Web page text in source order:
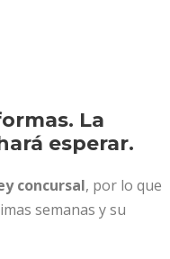
La
esperar.
concursal, por lo que
semanas y su